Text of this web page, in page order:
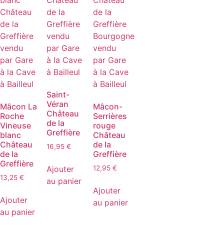
Mâcon La
Roche
Vineuse
blanc
Château
de la
Greffière
13,25 €
Ajouter
au panier
Saint-
Véran
Château
de la
Greffière
16,95 €
Ajouter
au panier
Mâcon-
Serrières
rouge
Château
de la
Greffière
12,95 €
Ajouter
au panier